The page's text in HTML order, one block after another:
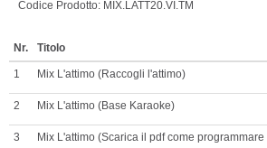
Codice Prodotto: MIX.LATT20.VI.TM
Nr. Titolo
1 Mix L'attimo (Raccogli l'attimo)
2 Mix L'attimo (Base Karaoke)
3 Mix L'attimo (Scarica il pdf come programmare